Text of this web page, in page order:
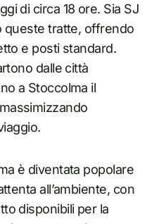
di circa 18 ore. Sia SJ
queste tratte, offrendo
e posti standard.
dalle città
a Stoccolma il
è diventata popolare
all’ambiente, con
disponibili per la